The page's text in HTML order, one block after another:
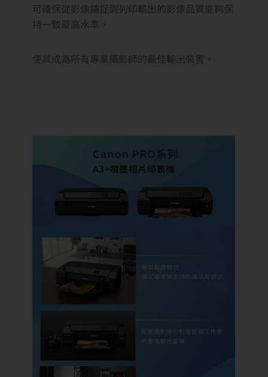
可確保從影像捕捉到列印輸出的影像品質能夠保
持一致最高水準，
使其成為所有專業攝影師的最佳輸出裝置。